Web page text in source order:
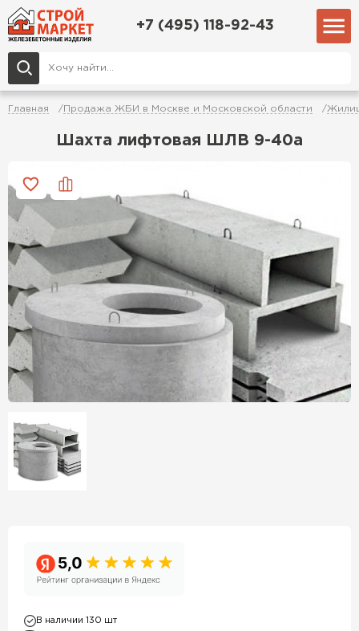
+7 (495) 118-92-43
Главная Продажа ЖБИ в Москве и Московской области
Шахта лифтовая ШЛВ 9-40а
В наличии 130 шт